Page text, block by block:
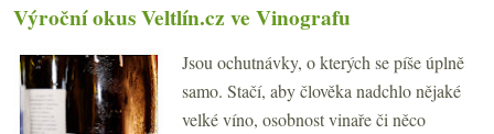
Výroční okus Veltlín.cz ve Vinografu
Jsou ochutnávky, o kterých se píše úplně
samo. Stačí, aby člověka nadchlo nějaké
velké víno, osobnost vinaře či něco